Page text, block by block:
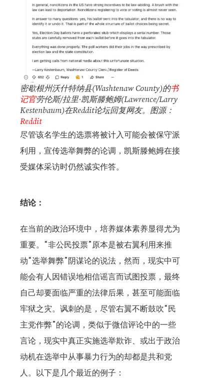
密歇根州沃什特纳县(Washtenaw County)的书
记官劳伦斯/拉里·凯斯滕鲍姆(Lawrence/Larry
Kestenbaum)在Reddit论坛回复网友。图源：
Reddit
尽管该名学生的选票将被计入可能会被保守派
利用，宣传选举舞弊的论调，凯斯滕鲍姆在接
受媒体采访时仍然诚实作答。
结论：
在当前的政治环境中，培养媒体素养显得尤为
重要。“非公民投票”原本是被右翼利用来推
动“选举舞弊”阴谋论的说法，然而，现实中可
能会有人因错误地相信谣言而试图投票，最终
自己却要面临严重的法律后果，甚至可能面临
牢狱之灾。讽刺的是，尽管右翼不断鼓吹“民
主党作弊”的论调，类似于微信评论中的一些
言论，现实中真正实施选举欺诈、或出于政治
动机在选举中从事暴力行为的却都是共和党
人。以下是几个最近的例子：